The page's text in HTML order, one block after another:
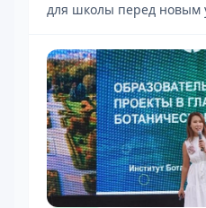
для школы перед новым